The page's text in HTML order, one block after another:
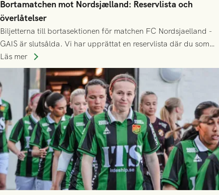
Bortamatchen mot Nordsjælland: Reservlista och
överlåtelser
Biljetterna till bortasektionen för matchen FC Nordsjaelland -
GAIS är slutsålda. Vi har upprättat en reservlista där du som
ännu inte har någon biljett kan anmäla ditt intresse. Du kan
inte själv överlåta din biljett till någon annan.
Läs mer